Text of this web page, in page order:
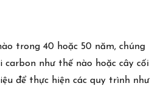
trong 40 hoặc 50 năm, chúng
như thế nào hoặc cây cối
để thực hiện các quy trình như